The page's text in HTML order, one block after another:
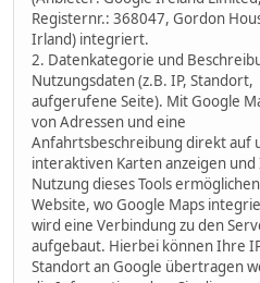
Registernr.: 368047, Gordon
Irland) integriert.
2. Datenkategorie und
Nutzungsdaten (z.B. IP, Standort,
aufgerufene Seite). Mit Google
von Adressen und eine
Anfahrtsbeschreibung direkt auf
interaktiven Karten anzeigen und
Nutzung dieses Tools
Website, wo Google Maps
wird eine Verbindung zu den
aufgebaut. Hierbei können Ihre
Standort an Google übertragen